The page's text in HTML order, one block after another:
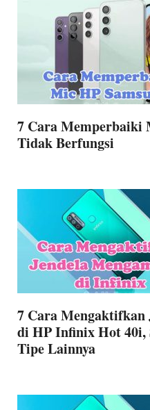
7 Cara Memperbaiki
Tidak Berfungsi
7 Cara Mengaktifkan
di HP Infinix Hot 40i,
Tipe Lainnya